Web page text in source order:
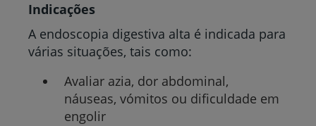
Indicações
A endoscopia digestiva alta é indicada para
várias situações, tais como:
Avaliar azia, dor abdominal,
náuseas, vómitos ou dificuldade em
engolir